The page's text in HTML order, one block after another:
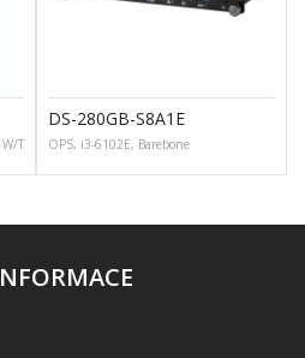
T
DS-280GB-S8A1E
OPS, i3-6102E, Barebone